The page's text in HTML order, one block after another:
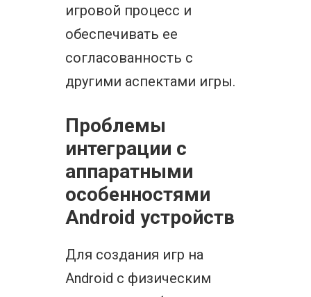
игровой процесс и
обеспечивать ее
согласованность с
другими аспектами игры.
Проблемы
интеграции с
аппаратными
особенностями
Android устройств
Для создания игр на
Android с физическим